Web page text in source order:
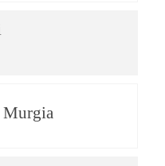
Murgia